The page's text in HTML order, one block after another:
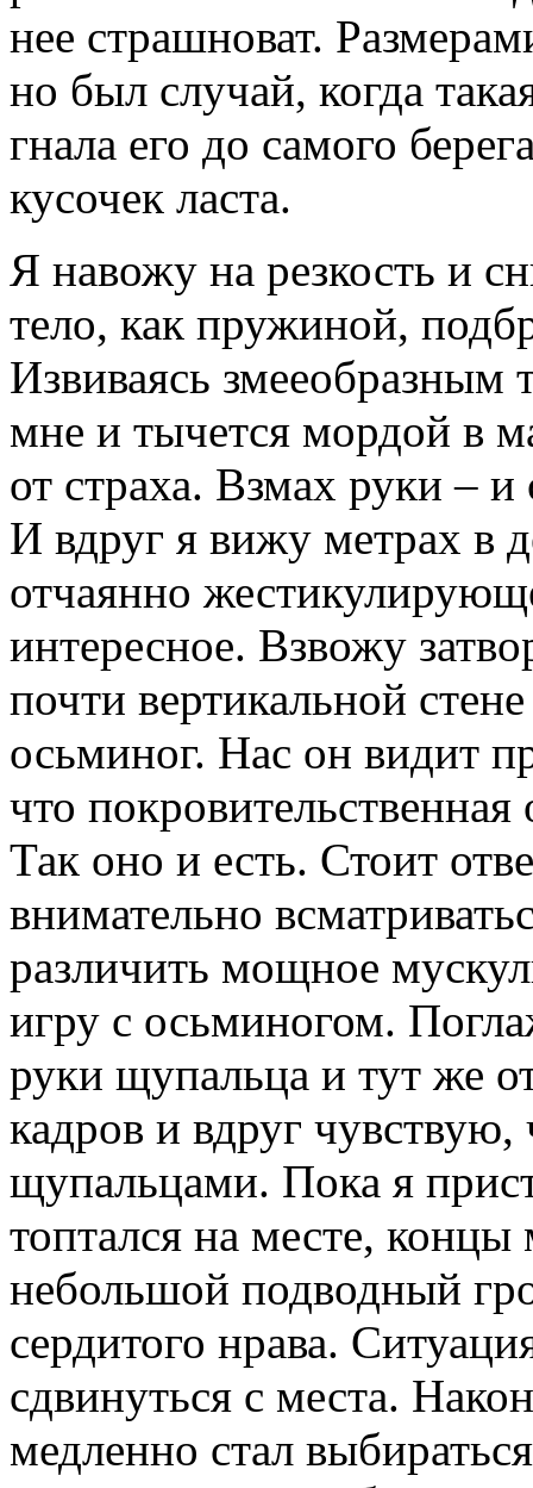
нее страшноват.
но был случай, когда
гнала его до самого
кусочек ласта.
Я навожу на резкость и
тело, как пружиной,
Извиваясь
мне и тычется мордой в
от страха. Взмах руки – и
И вдруг я вижу метрах в
отчаянно
интересное. Взвожу
почти вертикальной
осьминог. Нас он видит
что
Так оно и есть. Стоит
внимательно
различить мощное
игру с осьминогом.
руки щупальца и тут же
кадров и вдруг
щупальцами. Пока я
топтался на месте,
небольшой подводный
сердитого нрава.
сдвинуться с места.
медленно стал